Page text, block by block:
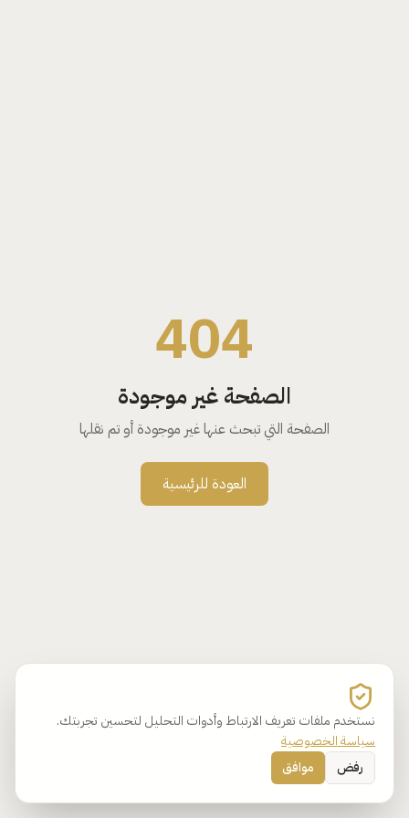
نستخدم ملفات تعريف الارتباط وأدوات التحليل لتحسين تجربتك.
سياسة الخصوصية
رفض
موافق
404
الصفحة غير موجودة
الصفحة التي تبحث عنها غير موجودة أو تم نقلها
العودة للرئيسية